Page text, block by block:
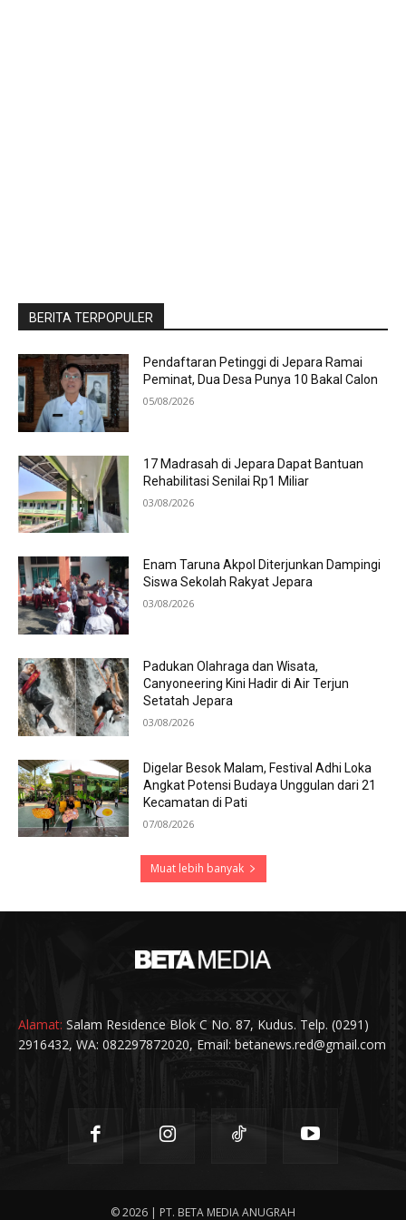
BERITA TERPOPULER
Pendaftaran Petinggi di Jepara Ramai
Peminat, Dua Desa Punya 10 Bakal Calon
05/08/2026
17 Madrasah di Jepara Dapat Bantuan
Rehabilitasi Senilai Rp1 Miliar
03/08/2026
Enam Taruna Akpol Diterjunkan Dampingi
Siswa Sekolah Rakyat Jepara
03/08/2026
Padukan Olahraga dan Wisata,
Canyoneering Kini Hadir di Air Terjun
Setatah Jepara
03/08/2026
Digelar Besok Malam, Festival Adhi Loka
Angkat Potensi Budaya Unggulan dari 21
Kecamatan di Pati
07/08/2026
Muat lebih banyak
Alamat: Salam Residence Blok C No. 87, Kudus. Telp. (0291)
2916432, WA: 082297872020, Email: betanews.red@gmail.com
© 2026 | PT. BETA MEDIA ANUGRAH